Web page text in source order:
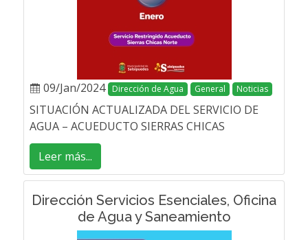
09/Jan/2024 Dirección de Agua General Noticias
SITUACIÓN ACTUALIZADA DEL SERVICIO DE
AGUA – ACUEDUCTO SIERRAS CHICAS
Leer más...
Dirección Servicios Esenciales, Oficina
de Agua y Saneamiento